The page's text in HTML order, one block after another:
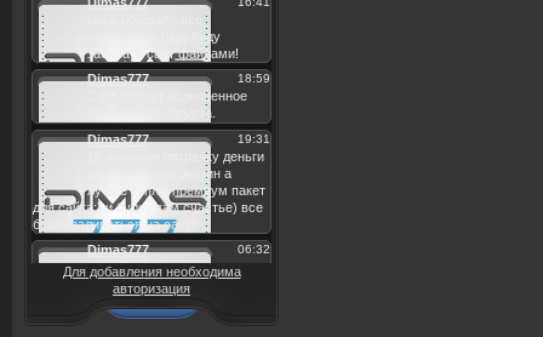
Для добавления необходима
авторизация